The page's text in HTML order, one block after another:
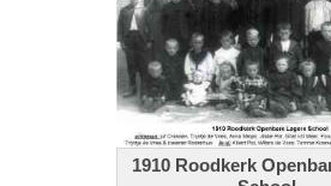
1910 Roodkerk